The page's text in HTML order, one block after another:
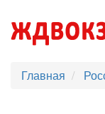
Главная